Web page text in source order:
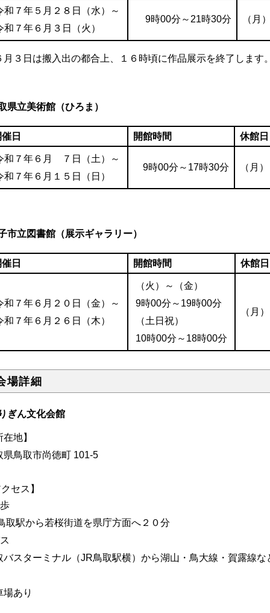
和７年５月２８日（水）～
和７年６月３日（火）
9時00分～21時30分 （月）
３日は搬入出の都合上、１６時頃に作品展示を終了します
県立美術館（ひろま）
日 開館時間 休館日
和７年６月 ７日（土）～
和７年６月１５日（日）
9時00分～17時30分 （月）
市立図書館（展示ギャラリー）
日 開館時間 休館日
和７年６月２０日（金）～
和７年６月２６日（木）
（火）～（金）
9時00分～19時00分
（土日祝）
10時00分～18時00分
（月）
場詳細
ぎん文化会館
地】
県鳥取市尚徳町 101-5
セス】
取駅から若桜街道を県庁方面へ２０分
バスターミナル（JR鳥取駅横）から湖山・鳥大線・賀露線な
場あり